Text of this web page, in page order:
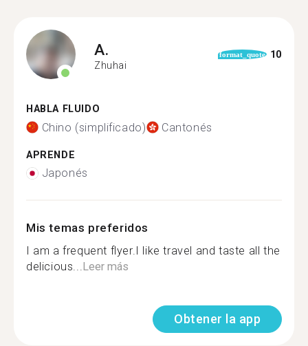
A.
Zhuhai
format_quote 10
HABLA FLUIDO
Chino (simplificado) Cantonés
APRENDE
Japonés
Mis temas preferidos
I am a frequent flyer.I like travel and taste all the
delicious...Leer más
Obtener la app